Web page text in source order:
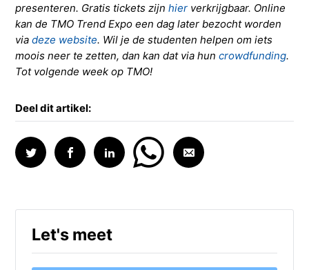
presenteren. Gratis tickets zijnhier verkrijgbaar. Online
kan de TMO Trend Expo een dag later bezocht worden
viadeze website. Wil je de studenten helpen om iets
moois neer te zetten, dan kan dat via huncrowdfunding.
Tot volgende week op TMO!
Deel dit artikel:
Let's meet